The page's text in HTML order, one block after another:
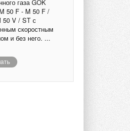
газа GOK
50 F - M 50 F /
50 V / ST с
скоростным
и без него. ...